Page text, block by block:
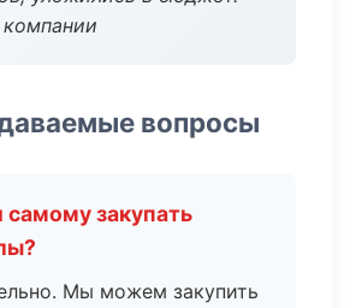
вопросы
закупать
Мы можем закупить